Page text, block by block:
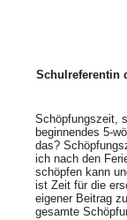
Schulreferentin
Schöpfungszeit,
beginnendes 5-
das?
ich nach den
schöpfen kann
ist Zeit für die
eigener Beitrag
gesamte